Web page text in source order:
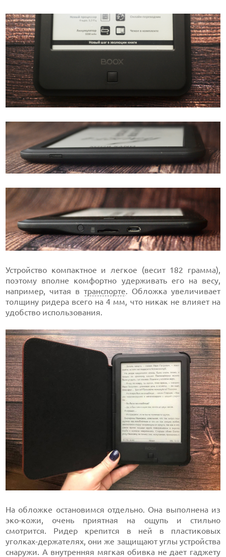
Устройство компактное и легкое (весит 182 грамма),
поэтому вполне комфортно удерживать его на весу,
например, читая в транспорте . Обложка увеличивает
толщину ридера всего на 4 мм, что никак не влияет на
удобство использования.
На обложке остановимся отдельно. Она выполнена из
эко-кожи, очень приятная на ощупь и стильно
смотрится. Ридер крепится в ней в пластиковых
уголках-держателях, они же защищают углы устройства
снаружи. А внутренняя мягкая обивка не дает гаджету